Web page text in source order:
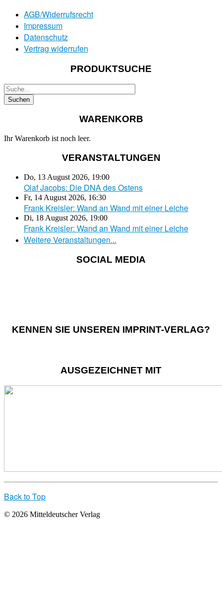
AGB/Widerrufsrecht
Impressum
Datenschutz
Vertrag widerrufen
PRODUKTSUCHE
WARENKORB
Ihr Warenkorb ist noch leer.
VERANSTALTUNGEN
Do, 13 August 2026, 19:00
Olaf Jacobs: Die DNA des Ostens
Fr, 14 August 2026, 16:30
Frank Kreisler: Wand an Wand mit einer Leiche
Di, 18 August 2026, 19:00
Frank Kreisler: Wand an Wand mit einer Leiche
Weitere Veranstaltungen...
SOCIAL MEDIA
KENNEN SIE UNSEREN IMPRINT-VERLAG?
AUSGEZEICHNET MIT
Back to Top
© 2026 Mitteldeutscher Verlag